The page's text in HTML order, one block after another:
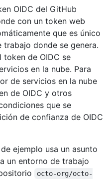
OIDC del GitHub
con un token web
que es único
donde se genera.
token de OIDC se
en la nube. Para
de servicios en la nube
de OIDC y otros
que se
de confianza de OIDC
ejemplo usa un asunto
un entorno de trabajo
octo-org/octo-